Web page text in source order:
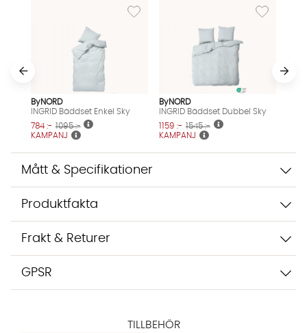
Lägg till i önskelista: INGRID Bäddset Enkel
ByNORD
INGRID Bäddset Enkel Sky
KAMPANJ
784 :- 1095 :-
Lägg till i
ByNORD
INGRID Bäddset Dubbel Sky
KAMPANJ
1159 :- 1545 :-
Mått & Specifikationer
Produktfakta
Frakt & Returer
GPSR
TILLBEHÖR
Vi använder AI för att svara på dina frågor. Konversationen
sparas i upp till 24 timmar för att kunna hjälpa dig. Vi delar
inte dina uppgifter med tredje part. Läs mer i vår
integritetspolicy.
Jag godkänner att konversationen sparas
Starta chatten